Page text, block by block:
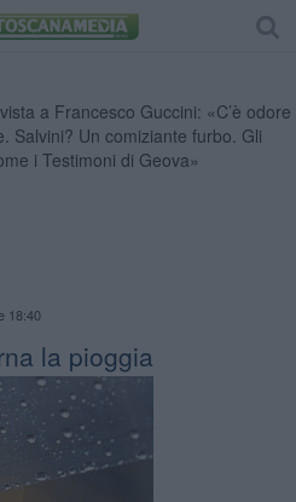
18:40
la pioggia